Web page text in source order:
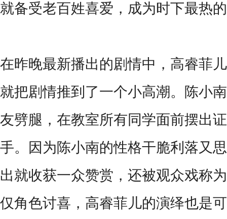
就备受老百姓喜爱，成为时下最热
在昨晚最新播出的剧情中，高睿菲
就把剧情推到了一个小高潮。陈小
友劈腿，在教室所有同学面前摆出
手。因为陈小南的性格干脆利落又
出就收获一众赞赏，还被观众戏称
仅角色讨喜，高睿菲儿的演绎也是